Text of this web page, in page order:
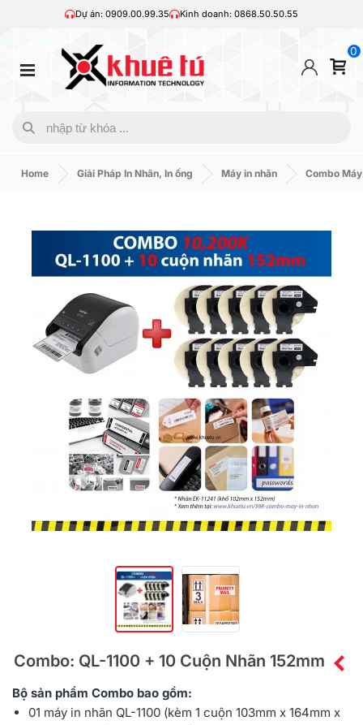
Dự án: 0909.00.99.35 Kinh doanh: 0868.50.50.55
0
Home Giải Pháp In Nhãn, In ống Máy in nhãn Combo
Combo: QL-1100 + 10 Cuộn Nhãn 152mm
Bộ sản phẩm Combo bao gồm:
01 máy in nhãn QL-1100 (kèm 1 cuộn 103mm x 164mm x